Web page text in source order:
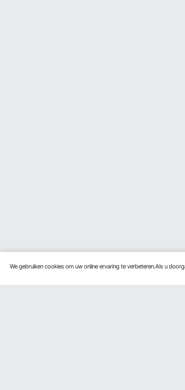
We gebruiken cookies om uw online ervaring te verbeteren.Als u